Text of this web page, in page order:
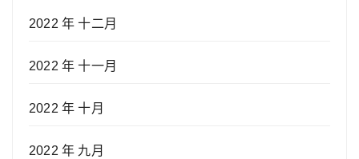
2022 年 十二月
2022 年 十一月
2022 年 十月
2022 年 九月